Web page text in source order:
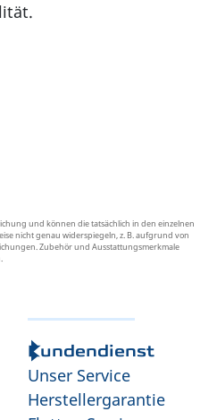
und können die tatsächlich in den einzelnen
nicht genau widerspiegeln, z. B. aufgrund von
Zubehör und Ausstattungsmerkmale
Kundendienst
Unser Service
Herstellergarantie